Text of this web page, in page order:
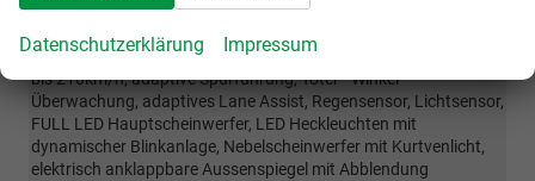
PAKETE
Paket Drive Plus: ACC - Adaptivtempomat
bis 210km/h, adaptive Spurführung, Toter - Winkel -
Überwachung, adaptives Lane Assist, Regensensor, Lichtsensor,
FULL LED Hauptscheinwerfer, LED Heckleuchten mit
dynamischer Blinkanlage, Nebelscheinwerfer mit Kurtvenlicht,
elektrisch anklappbare Aussenspiegel mit Abblendung
Datenschutzerklärung Impressum